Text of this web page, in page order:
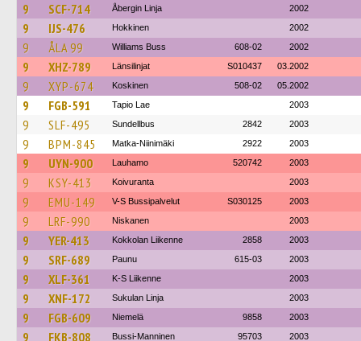
9 SCF-714 Åbergin Linja 2002
9 IJS-476 Hokkinen 2002
9 ÅLA 99 Williams Buss 608-02 2002
9 XHZ-789 Länsilinjat S010437 03.2002
9 XYP-674 Koskinen 508-02 05.2002
9 FGB-591 Tapio Lae 2003
9 SLF-495 Sundellbus 2842 2003
9 BPM-845 Matka-Niinimäki 2922 2003
9 UYN-900 Lauhamo 520742 2003
9 KSY-413 Koivuranta 2003
9 EMU-149 V-S Bussipalvelut S030125 2003
9 LRF-990 Niskanen 2003
9 YER-413 Kokkolan Liikenne 2858 2003
9 SRF-689 Paunu 615-03 2003
9 XLF-361 K-S Liikenne 2003
9 XNF-172 Sukulan Linja 2003
9 FGB-609 Niemelä 9858 2003
9 FKB-808 Bussi-Manninen 95703 2003